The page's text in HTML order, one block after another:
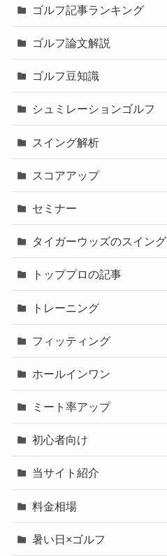
ゴルフ記事ランキング
ゴルフ論文解説
ゴルフ豆知識
シュミレーションゴルフ
スイング解析
スコアアップ
セミナー
タイガーウッズのスイング
トッププロの記事
トレーニング
フィッティング
ホールインワン
ミート率アップ
初心者向け
当サイト紹介
料金相場
暑い日×ゴルフ